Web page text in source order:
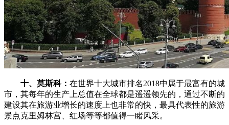
十、莫斯科： 在世界十大城市排名2018中属于最富有的城
市，其每年的生产上总值在全球都是遥遥领先的，通过不断的
建设其在旅游业增长的速度上也非常的快，最具代表性的旅游
景点克里姆林宫、红场等等都值得一睹风采。